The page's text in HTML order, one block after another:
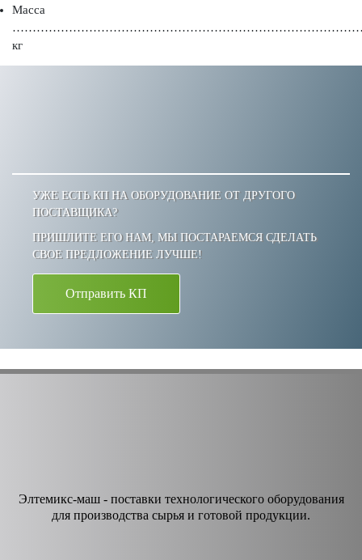
УЖЕ ЕСТЬ КП НА ОБОРУДОВАНИЕ ОТ ДРУГОГО
ПОСТАВЩИКА?
ПРИШЛИТЕ ЕГО НАМ, МЫ ПОСТАРАЕМСЯ СДЕЛАТЬ
СВОЕ ПРЕДЛОЖЕНИЕ ЛУЧШЕ!
Отправить КП
Масса
кг
Элтемикс-маш - поставки технологического оборудования
для производства сырья и готовой продукции.